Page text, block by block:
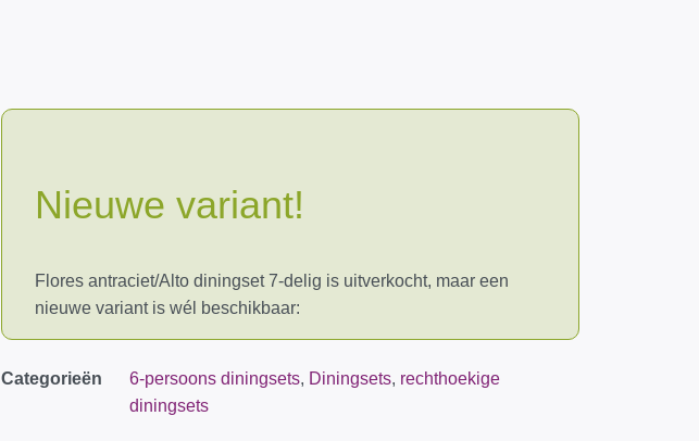
Nieuwe variant!
Flores antraciet/Alto diningset 7-delig is uitverkocht, maar een
nieuwe variant is wél beschikbaar:
Categorieën 6-persoons diningsets, Diningsets, rechthoekige
diningsets